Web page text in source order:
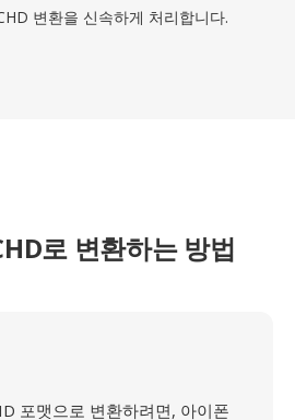
변환을 신속하게 처리합니다.
로 변환하는 방법
포맷으로 변환하려면, 아이폰